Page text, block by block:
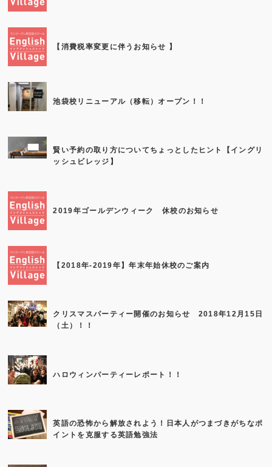
【消費税率変更に伴うお知らせ 】
池袋校リニューアル（移転）オープン！！
賢い予約の取り方についてちょっとしたヒント【イングリ
ッシュビレッジ】
2019年ゴールデンウィーク 休校のお知らせ
【2018年-2019年】年末年始休校のご案内
クリスマスパーティー開催のお知らせ 2018年12月15日
（土）！！
ハロウィンパーティーレポート！！
英語の恐怖から解放されよう！日本人がつまづきがちなポ
イントを克服する英語勉強法